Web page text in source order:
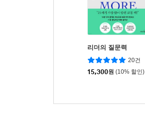
리더의 질문력
20건
15,300원 (10% 할인)